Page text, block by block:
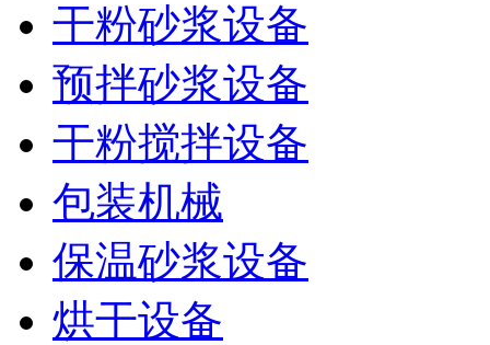
干粉砂浆设备
预拌砂浆设备
干粉搅拌设备
包装机械
保温砂浆设备
烘干设备